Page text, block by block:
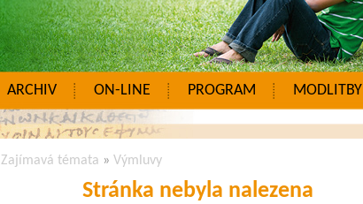
ARCHIV ON-LINE PROGRAM MODLITBY
Zajímavá témata » Výmluvy
Stránka nebyla nalezena